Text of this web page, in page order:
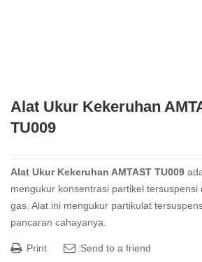
Alat Ukur Kekeruhan
TU009
Alat Ukur Kekeruhan AMTAST TU009
mengukur konsentrasi partikel tersuspensi
gas. Alat ini mengukur partikulat
pancaran cahayanya.
Print Send to a friend